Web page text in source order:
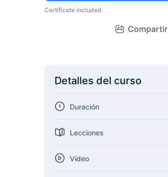
Certificate included
Compartir
Detalles del curso
Duración
Lecciones
Vídeo